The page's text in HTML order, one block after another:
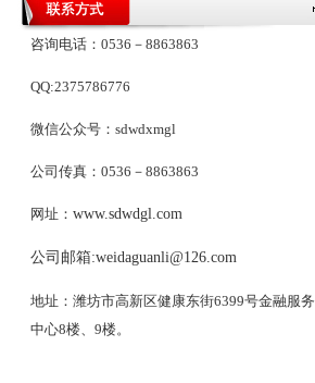
咨询电话：0536－8863863
QQ:2375786776
微信公众号：sdwdxmgl
公司传真：0536－8863863
网址： www.sdwdgl.com
公司邮箱:weidaguanli@126.com
地址：潍坊市高新区健康东街6399号金融服务
中心8楼、9楼。